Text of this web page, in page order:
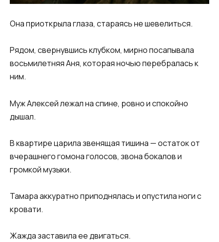
Она приоткрыла глаза, стараясь не шевелиться.
Рядом, свернувшись клубком, мирно посапывала
восьмилетняя Аня, которая ночью перебралась к
ним.
Муж Алексей лежал на спине, ровно и спокойно
дышал.
В квартире царила звенящая тишина — остаток от
вчерашнего гомона голосов, звона бокалов и
громкой музыки.
Тамара аккуратно приподнялась и опустила ноги с
кровати.
Жажда заставила ее двигаться.